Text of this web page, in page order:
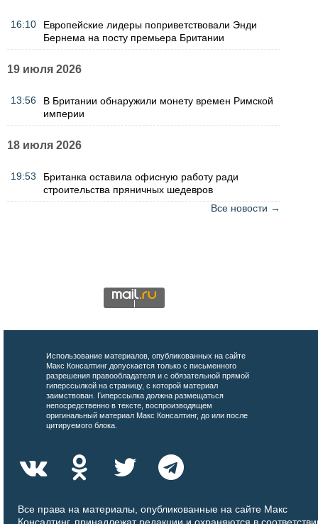
16:10
Европейские лидеры поприветствовали Энди
Бернема на посту премьера Британии
19 июля 2026
13:56
В Британии обнаружили монету времен Римской
империи
18 июля 2026
19:53
Британка оставила офисную работу ради
строительства пряничных шедевров
Все новости →
Использование материалов, опубликованных на сайте
Макс Консалтинг допускается только с письменного
разрешения правообладателя и с обязательной прямой
гиперссылкой на страницу, с которой материал
заимствован. Гиперссылка должна размещаться
непосредственно в тексте, воспроизводящем
оригинальный материал Макс Консалтинг, до или после
цитируемого блока.
Все права на материалы, опубликованные на сайте Макс
Консалтинг, принадлежат редакции и охраняются в